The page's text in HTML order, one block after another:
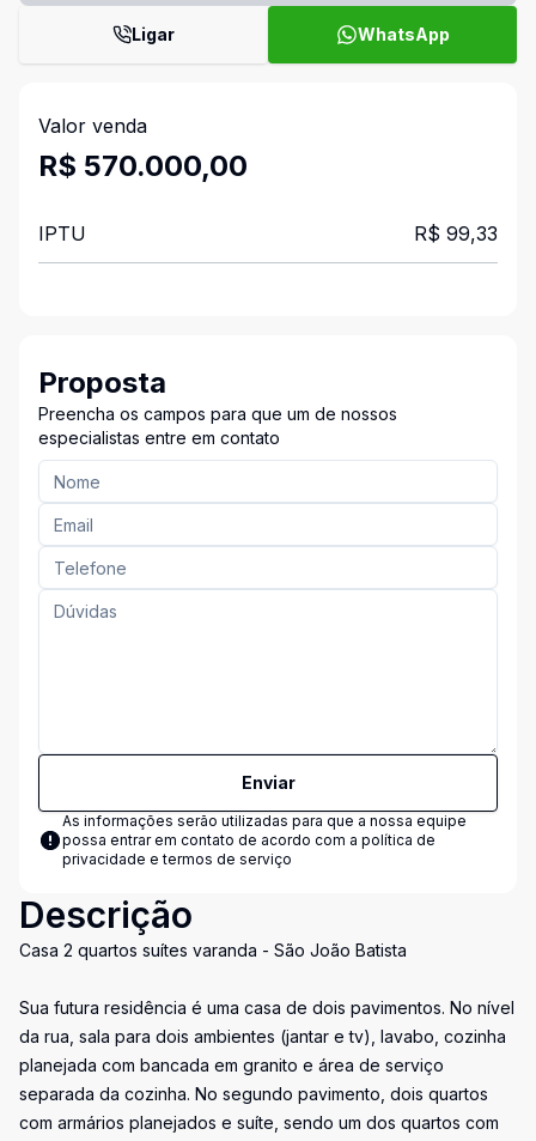
Ligar WhatsApp
Valor venda
R$ 570.000,00
IPTU R$ 99,33
Proposta
Preencha os campos para que um de nossos
especialistas entre em contato
Enviar
As informações serão utilizadas para que a nossa equipe
possa entrar em contato de acordo com a política de
privacidade e termos de serviço
Descrição
Casa 2 quartos suítes varanda - São João Batista
Sua futura residência é uma casa de dois pavimentos. No nível
da rua, sala para dois ambientes (jantar e tv), lavabo, cozinha
planejada com bancada em granito e área de serviço
separada da cozinha. No segundo pavimento, dois quartos
com armários planejados e suíte, sendo um dos quartos com